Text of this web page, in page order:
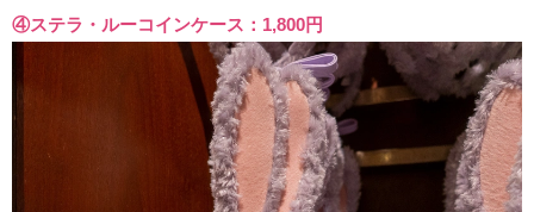
④ステラ・ルーコインケース：1,800円